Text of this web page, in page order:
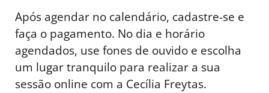
Após agendar no calendário, cadastre-se e
faça o pagamento. No dia e horário
agendados, use fones de ouvido e escolha
um lugar tranquilo para realizar a sua
sessão online com a Cecília Freytas.